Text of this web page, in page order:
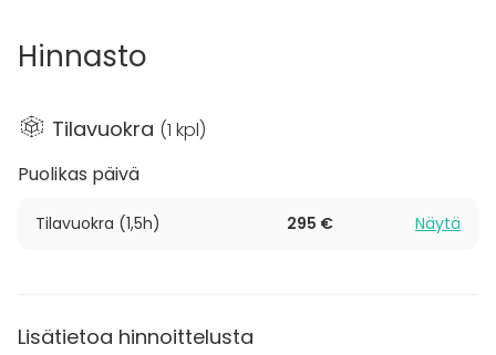
aktiviteetteja tai kokoushetkiä samassa tilassa.
Tarvittaessa voitte vuokrata myös grillin ja pyyhkeet,
monipuolisia liikunta- ja hyvinvointipalveluja,
kokouspäiviä yrityksille, seuroille, kouluille ja
saunomiseen raikkaan ja virkistävän lisän. Meillä on
Hinnasto
Tilavuokra (1 kpl)
Puolikas päivä
Tilavuokra (1,5h) 295 € Näytä
Lisätietoa hinnoittelusta